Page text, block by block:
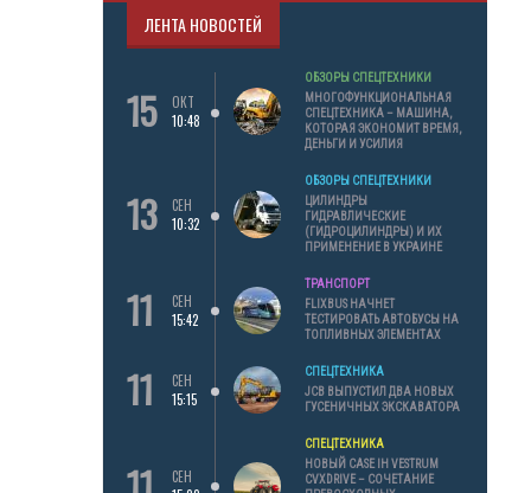
ЛЕНТА НОВОСТЕЙ
15
ОКТ
10:48
ОБЗОРЫ СПЕЦТЕХНИКИ
МНОГОФУНКЦИОНАЛЬНАЯ
СПЕЦТЕХНИКА – МАШИНА,
КОТОРАЯ ЭКОНОМИТ ВРЕМЯ,
ДЕНЬГИ И УСИЛИЯ
13
СЕН
10:32
ОБЗОРЫ СПЕЦТЕХНИКИ
ЦИЛИНДРЫ
ГИДРАВЛИЧЕСКИЕ
(ГИДРОЦИЛИНДРЫ) И ИХ
ПРИМЕНЕНИЕ В УКРАИНЕ
11
СЕН
15:42
ТРАНСПОРТ
FLIXBUS НАЧНЕТ
ТЕСТИРОВАТЬ АВТОБУСЫ НА
ТОПЛИВНЫХ ЭЛЕМЕНТАХ
11
СЕН
15:15
СПЕЦТЕХНИКА
JCB ВЫПУСТИЛ ДВА НОВЫХ
ГУСЕНИЧНЫХ ЭКСКАВАТОРА
СЕН
СПЕЦТЕХНИКА
НОВЫЙ CASE IH VESTRUM
CVXDRIVE – СОЧЕТАНИЕ